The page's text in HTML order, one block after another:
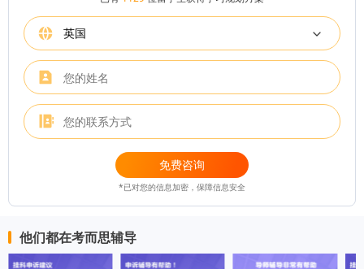
英国
免费咨询
*已对您的信息加密，保障信息安全
他们都在考而思辅导